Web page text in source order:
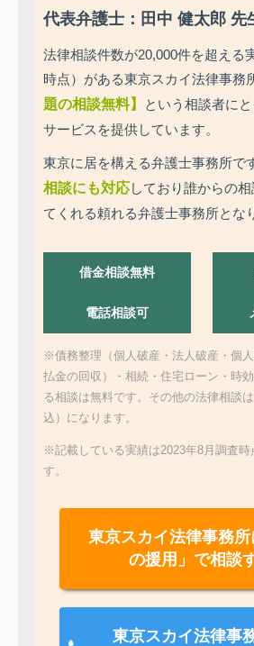
代表弁護士：田中 健太郎 先
法律相談件数が20,000件を超える
時点）がある東京スカイ法律事務
題の相談無料】
という相談者に
サービスを提供しています。
東京に居を構える弁護士事務所で
相談にも対応しており誰からの
てくれる頼れる弁護士事務所とな
借金相談無料
電話相談可
※債務整理（個人破産・法人破産・個
払金の回収）・相続・住宅ローン・時
る相談は無料です。その他の法律相談
込）になります。
※記載している実績は2023年8月調査時
す。
東京スカイ法律事務所
の援用」で相談
東京スカイ法律事